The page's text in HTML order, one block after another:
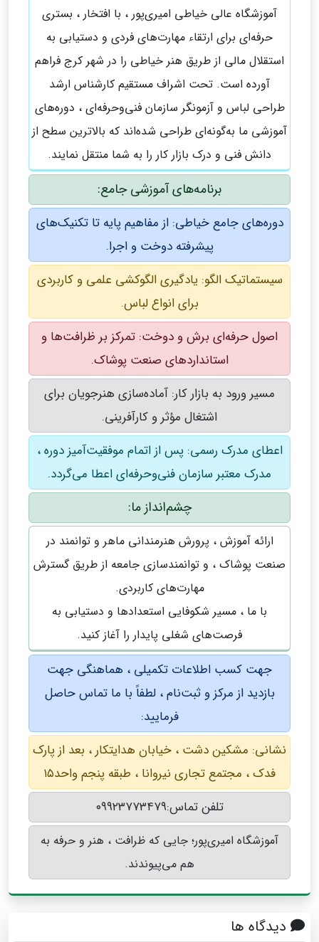
آموزشگاه عالی خیاطی امیری‌پور ، با افتخار ، بستری
حرفه‌ای برای ارتقاء مهارت‌های فردی و دستیابی به
استقلال مالی از طریق هنر خیاطی را در شهر کرج فراهم
آورده است. تحت اشراف مستقیم کارشناس ارشد
طراحی لباس و آزمونگر سازمان فنی‌وحرفه‌ای ، دوره‌های
آموزشی ما به‌گونه‌ای طراحی شده‌اند که بالاترین سطح از
دانش فنی و درک بازار کار را به شما منتقل نمایند.
برنامه‌های آموزشی جامع:
دوره‌های جامع خیاطی: از مفاهیم پایه تا تکنیک‌های
پیشرفته دوخت و اجرا.
سیستماتیک الگو: یادگیری الگوکشی علمی و کاربردی
برای انواع لباس.
اصول حرفه‌ای برش و دوخت: تمرکز بر ظرافت‌ها و
استانداردهای صنعت پوشاک.
مسیر ورود به بازار کار: آماده‌سازی هنرجویان برای
اشتغال مؤثر و کارآفرینی.
اعطای مدرک رسمی: پس از اتمام موفقیت‌آمیز دوره ،
مدرک معتبر سازمان فنی‌وحرفه‌ای اعطا می‌گردد.
چشم‌انداز ما:
ارائه آموزش ، پرورش هنرمندانی ماهر و توانمند در
صنعت پوشاک ، و توانمندسازی جامعه از طریق گسترش
مهارت‌های کاربردی.
با ما ، مسیر شکوفایی استعدادها و دستیابی به
فرصت‌های شغلی پایدار را آغاز کنید.
جهت کسب اطلاعات تکمیلی ، هماهنگی جهت
بازدید از مرکز و ثبت‌نام ، لطفاً با ما تماس حاصل
فرمایید:
نشانی: مشکین دشت ، خیابان هدایتکار ، بعد از پارک
فدک ، مجتمع تجاری نیروانا ، طبقه پنجم واحد۱۵
تلفن تماس:۰۹۹۲۳۷۷۳۴۷۹
آموزشگاه امیری‌پور؛ جایی که ظرافت ، هنر و حرفه به
هم می‌پیوندند.
دیدگاه ها